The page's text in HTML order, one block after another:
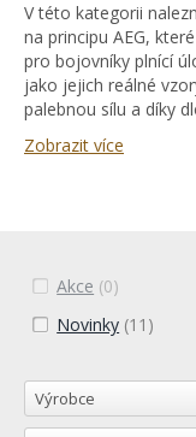
V této kategorii
na principu AEG,
pro bojovníky plnící
jako jejich reálné
palebnou sílu a díky
Zobrazit více
Akce (0)
Novinky (11)